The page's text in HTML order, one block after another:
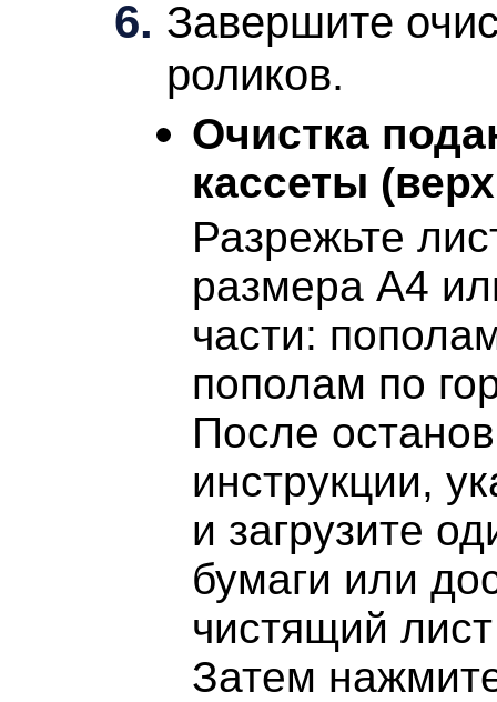
Завершите
роликов.
Очистка
кассеты
Разрежьте
размера A4
части:
пополам по
После
инструкции,
и загрузите
бумаги или
чистящий
Затем